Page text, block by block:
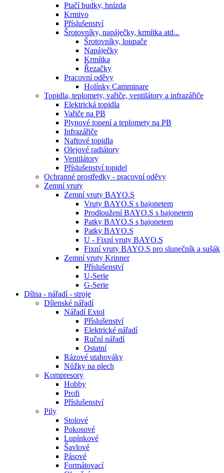
Ptačí budky, hnízda
Krmivo
Příslušenství
Šrotovníky, napáječky, krmítka atd...
Šrotovníky, loupače
Napáječky
Krmítka
Řezačky
Pracovní oděvy
Holínky Camminare
Topidla, teplomety, vařiče, ventilátory a infrazářiče
Elektrická topidla
Vařiče na PB
Plynové topení a teplomety na PB
Infrazářiče
Naftové topidla
Olejové radiátory
Ventilátory
Příslušenství topidel
Ochranné prostředky - pracovní oděvy
Zemní vruty
Zemní vruty BAYO.S
Vruty BAYO.S s bajonetem
Prodloužení BAYO.S s bajonetem
Patky BAYO.S s bajonetem
Patky BAYO.S
U - Fixní vruty BAYO.S
Fixní vruty BAYO.S pro slunečník a sušák
Zemní vruty Krinner
Příslušenství
U-Serie
G-Serie
Dílna - nářadí - stroje
Dílenské nářadí
Nářadí Extol
Příslušenství
Elektrické nářadí
Ruční nářadí
Ostatní
Rázové utahováky
Nůžky na plech
Kompresory
Hobby
Profi
Příslušenství
Pily
Stolové
Pokosové
Lupínkové
Šavlové
Pásové
Formátovací